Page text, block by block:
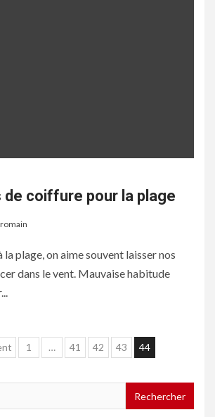
de coiffure pour la plage
romain
la plage, on aime souvent laisser nos
dans le vent. Mauvaise habitude
1 … 41 42 43 44